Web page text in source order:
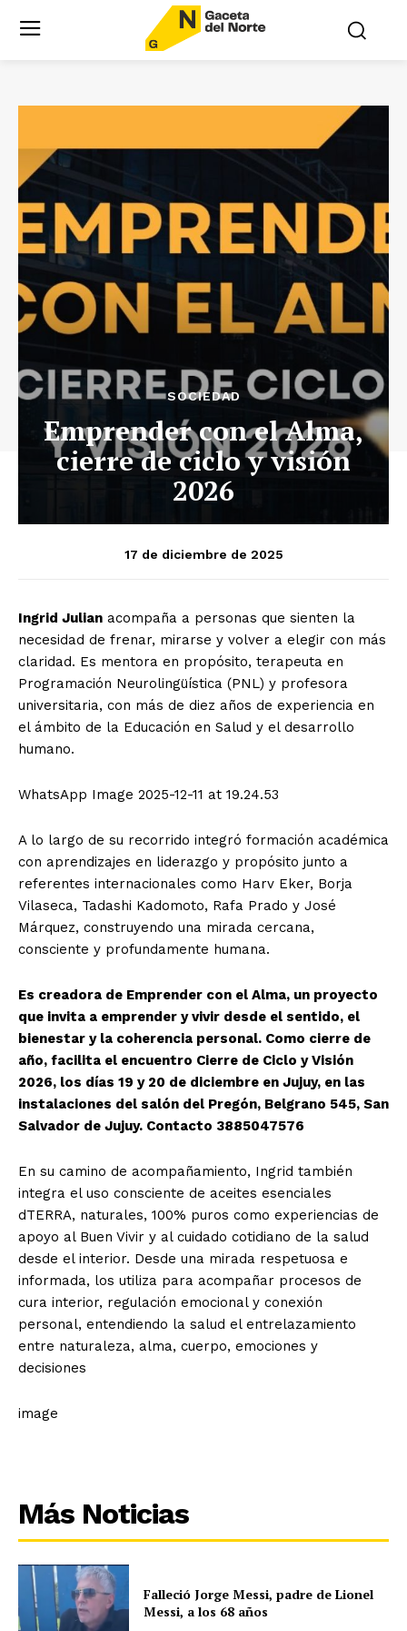
SOCIEDAD
Emprender con el Alma,
cierre de ciclo y visión
2026
17 de diciembre de 2025
Ingrid Julian acompaña a personas que sienten la
necesidad de frenar, mirarse y volver a elegir con más
claridad. Es mentora en propósito, terapeuta en
Programación Neurolingüística (PNL) y profesora
universitaria, con más de diez años de experiencia en
el ámbito de la Educación en Salud y el desarrollo
humano.
WhatsApp Image 2025-12-11 at 19.24.53
A lo largo de su recorrido integró formación académica
con aprendizajes en liderazgo y propósito junto a
referentes internacionales como Harv Eker, Borja
Vilaseca, Tadashi Kadomoto, Rafa Prado y José
Márquez, construyendo una mirada cercana,
consciente y profundamente humana.
Es creadora de Emprender con el Alma, un proyecto
que invita a emprender y vivir desde el sentido, el
bienestar y la coherencia personal. Como cierre de
año, facilita el encuentro Cierre de Ciclo y Visión
2026, los días 19 y 20 de diciembre en Jujuy, en las
instalaciones del salón del Pregón, Belgrano 545, San
Salvador de Jujuy. Contacto 3885047576
En su camino de acompañamiento, Ingrid también
integra el uso consciente de aceites esenciales
dTERRA, naturales, 100% puros como experiencias de
apoyo al Buen Vivir y al cuidado cotidiano de la salud
desde el interior. Desde una mirada respetuosa e
informada, los utiliza para acompañar procesos de
cura interior, regulación emocional y conexión
personal, entendiendo la salud el entrelazamiento
entre naturaleza, alma, cuerpo, emociones y
decisiones
image
Más Noticias
Falleció Jorge Messi, padre de Lionel
Messi, a los 68 años